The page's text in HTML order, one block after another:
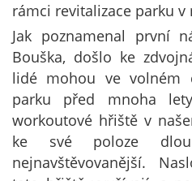
rámci revitalizace parku v
Jak poznamenal první
Bouška, došlo ke
lidé mohou ve volném
parku před mnoha
workoutové hřiště v
ke své poloze
nejnavštěvovanější.